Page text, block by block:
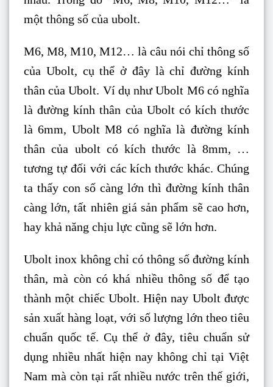
một thông số của ubolt.
M6, M8, M10, M12… là câu nói chỉ thông số
của Ubolt, cụ thể ở đây là chỉ đường kính
thân của Ubolt. Ví dụ như Ubolt M6 có nghĩa
là đường kính thân của Ubolt có kích thước
là 6mm, Ubolt M8 có nghĩa là đường kính
thân của ubolt có kích thước là 8mm, …
tương tự đối với các kích thước khác. Chúng
ta thấy con số càng lớn thì đường kính thân
càng lớn, tất nhiên giá sản phẩm sẽ cao hơn,
hay khả năng chịu lực cũng sẽ lớn hơn.
Ubolt inox không chỉ có thông số đường kính
thân, mà còn có khá nhiều thông số để tạo
thành một chiếc Ubolt. Hiện nay Ubolt được
sản xuất hàng loạt, với số lượng lớn theo tiêu
chuẩn quốc tế. Cụ thể ở đây, tiêu chuẩn sử
dụng nhiều nhất hiện nay không chỉ tại Việt
Nam mà còn tại rất nhiều nước trên thế giới,